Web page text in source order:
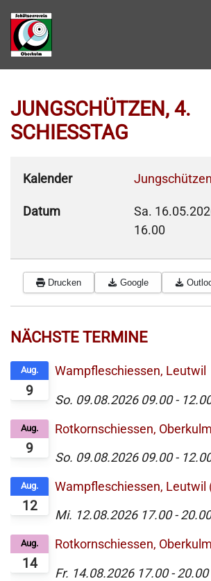
Zum Hauptinhalt springen
JUNGSCHÜTZEN, 4.
SCHIESSTAG
Kalender Jungschützen
Datum Sa.
16.00
Drucken Google
NÄCHSTE TERMINE
9
Aug.
Wampfleschiessen, Leutwil
So. 09.08.2026 09.00 -
9
Aug.
Rotkornschiessen, Oberkulm
So. 09.08.2026 09.00 -
12
Aug.
Wampfleschiessen, Leutwil
Mi. 12.08.2026 17.00 -
14
Aug.
Rotkornschiessen, Oberkulm
Fr. 14.08.2026 17.00 - 20.00